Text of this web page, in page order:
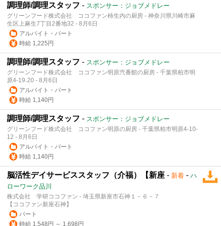
調理師/調理スタッフ - スポンサー：ジョブメドレー
グリーンフード株式会社 ココファン柿生内の厨房 - 神奈川県川崎市麻
生区上麻生7丁目2番地32 - 8月6日
アルバイト・パート
時給 1,225円
調理師/調理スタッフ - スポンサー：ジョブメドレー
グリーンフード株式会社 ココファン明原弐番館の厨房 - 千葉県柏市明
原4-19₋20 - 8月6日
アルバイト・パート
時給 1,140円
調理師/調理スタッフ - スポンサー：ジョブメドレー
グリーンフード株式会社 ココファン明原の厨房 - 千葉県柏市明原4-10-
12 - 8月6日
アルバイト・パート
時給 1,140円
脳活性デイサービススタッフ（介福）【新座 - 新着 - ハ
ローワーク品川
株式会社 学研ココファン - 埼玉県新座市石神１－６－７
【ココファン新座石神】
パート
時給 1,548円 ～ 1,698円